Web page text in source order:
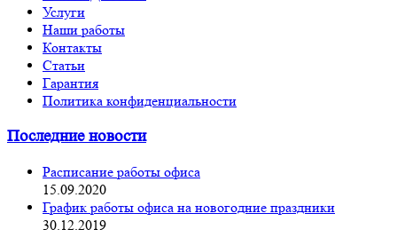
Услуги
Наши работы
Контакты
Статьи
Гарантия
Политика конфиденциальности
Последние новости
Расписание работы офиса
15.09.2020
График работы офиса на новогодние праздники
30.12.2019